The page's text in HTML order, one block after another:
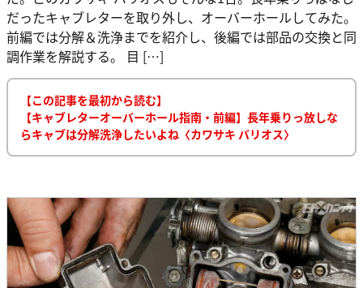
だったキャブレターを取り外し、オーバーホールしてみた。
前編では分解＆洗浄までを紹介し、後編では部品の交換と同
調作業を解説する。 目 […]
【この記事を最初から読む】
【キャブレターオーバーホール指南・前編】長年乗りっ放しな
らキャブは分解洗浄したいよね〈カワサキ バリオス〉